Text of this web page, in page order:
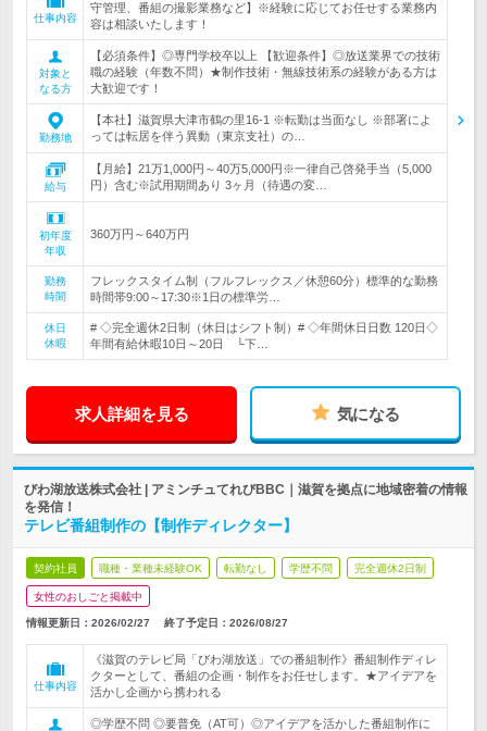
仕事内容
守管理、番組の撮影業務など】※経験に応じてお任せする業務内
容は相談いたします！
対象と
なる方
【必須条件】◎専門学校卒以上 【歓迎条件】◎放送業界での技術
職の経験（年数不問）★制作技術・無線技術系の経験がある方は
大歓迎です！
勤務地
【本社】滋賀県大津市鶴の里16-1 ※転勤は当面なし ※部署によ
っては転居を伴う異動（東京支社）の…
給与
【月給】21万1,000円～40万5,000円※一律自己啓発手当（5,000
円）含む※試用期間あり 3ヶ月（待遇の変…
初年度
年収
360万円～640万円
勤務
時間
フレックスタイム制（フルフレックス／休憩60分）標準的な勤務
時間帯9:00～17:30※1日の標準労…
休日
休暇
# ◇完全週休2日制（休日はシフト制）# ◇年間休日日数 120日◇
年間有給休暇10日～20日 └下…
求人詳細を見る 気になる
びわ湖放送株式会社 | アミンチュてれびBBC｜滋賀を拠点に地域密着の情報
を発信！
テレビ番組制作の【制作ディレクター】
契約社員 職種・業種未経験OK 転勤なし 学歴不問 完全週休2日制
女性のおしごと掲載中
情報更新日：2026/02/27 終了予定日： 2026/08/27
仕事内容
《滋賀のテレビ局「びわ湖放送」での番組制作》番組制作ディレ
クターとして、番組の企画・制作をお任せします。★アイデアを
活かし企画から携われる
◎学歴不問 ◎要普免（AT可）◎アイデアを活かした番組制作に